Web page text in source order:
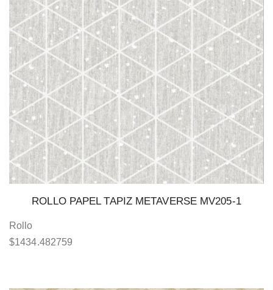
ROLLO PAPEL TAPIZ METAVERSE MV205-1
Rollo
$1434.482759